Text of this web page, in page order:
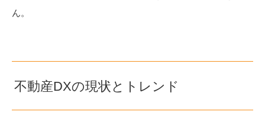
ん。
不動産DXの現状とトレンド